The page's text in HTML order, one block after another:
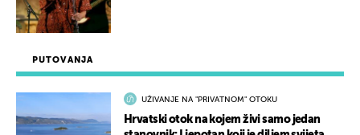
PUTOVANJA
UŽIVANJE NA "PRIVATNOM" OTOKU
Hrvatski otok na kojem živi samo jedan